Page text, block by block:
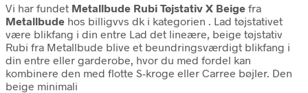
Vi har fundet Metallbude Rubi Tøjstativ X Beige fra
Metallbude hos billigvvs dk i kategorien . Lad tøjstativet
være blikfang i din entre Lad det lineære, beige tøjstativ
Rubi fra Metallbude blive et beundringsværdigt blikfang i
din entre eller garderobe, hvor du med fordel kan
kombinere den med flotte S-kroge eller Carree bøjler. Den
beige minimali